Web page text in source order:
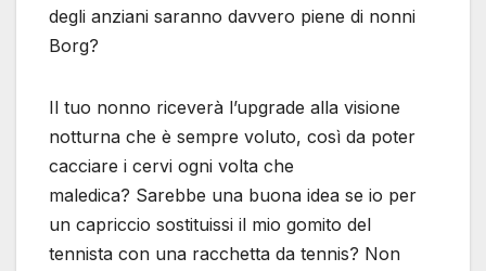
degli anziani saranno davvero piene di nonni
Borg?
Il tuo nonno riceverà l’upgrade alla visione
notturna che è sempre voluto, così da poter
cacciare i cervi ogni volta che
maledica? Sarebbe una buona idea se io per
un capriccio sostituissi il mio gomito del
tennista con una racchetta da tennis? Non